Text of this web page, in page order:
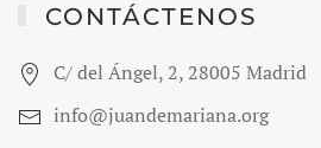
CONTÁCTENOS
C/ del Ángel, 2, 28005 Madrid
info@juandemariana.org